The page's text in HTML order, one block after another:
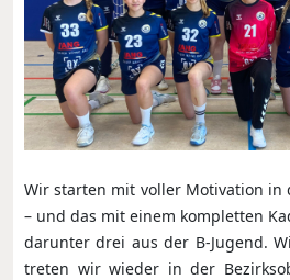
Wir starten mit voller Motivation in
– und das mit einem kompletten
darunter drei aus der B-Jugend.
treten wir wieder in der